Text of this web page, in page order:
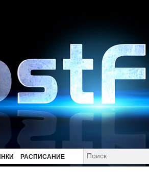
РАСПИСАНИЕ